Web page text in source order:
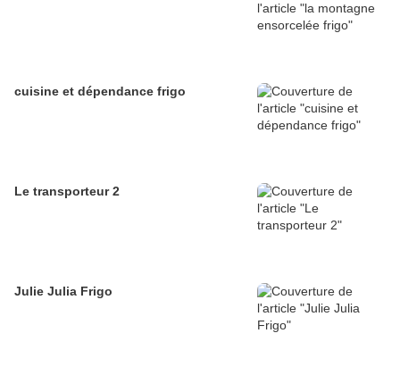
cuisine et dépendance frigo
Le transporteur 2
Julie Julia Frigo